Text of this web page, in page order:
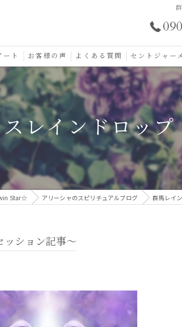
ト お客様の声
口コミ
よくある質問 セントジャー
セントジャー
セントジャー
お守りジュエ
レインドロッ
Star☆ アリーシャのスピリチュアルブログ 群馬レイ
ッション記事〜